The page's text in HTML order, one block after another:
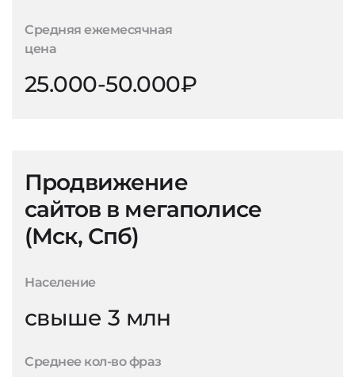
Средняя ежемесячная
цена
25.000-50.000₽
Продвижение
сайтов в мегаполисе
(Мск, Спб)
Население
свыше 3 млн
Среднее кол-во фраз